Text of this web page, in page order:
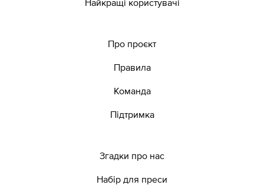
Найкращі користувачі
Про проєкт
Правила
Команда
Підтримка
Згадки про нас
Набір для преси